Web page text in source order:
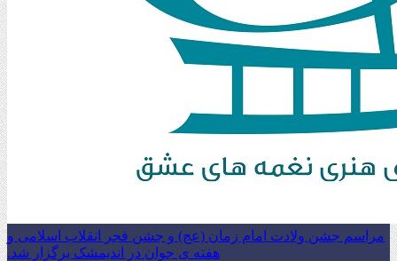
مراسم جشن ولادت امام زمان (عج) و جشن فجر انقلاب اسلامی و
هفته ی جوان در اندیمشک برگزار شد.